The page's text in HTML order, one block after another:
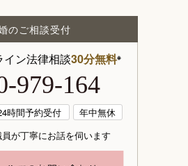
のご相談受付
ン法律相談30分無料※
979-164
時間予約受付
年中無休
が丁寧にお話を伺います